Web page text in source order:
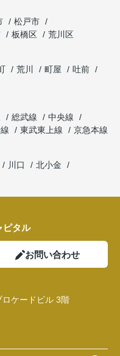
松戸市
板橋区
荒川区
荒川 町屋
吐前
総武線
中央線
東武東上線
京急本線
川口
北小金
ピタル
お問い合わせ
ケードビル 3階